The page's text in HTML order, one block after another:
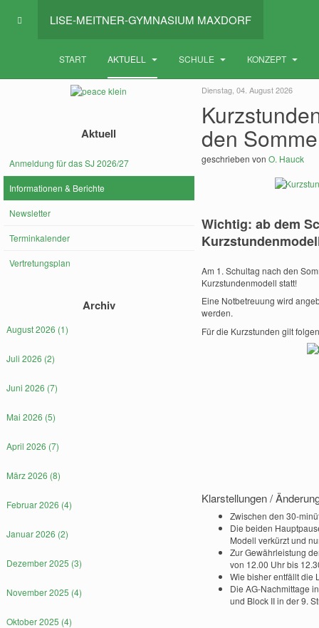
LISE-MEITNER-GYMNASIUM MAXDORF
START AKTUELL SCHULE KONZEPT
Dienstag, 04. August 2026
den
geschrieben von O. Hauck
Wichtig: ab dem
Am 1. Schultag nach den
Kurzstundenmodell statt!
Eine Notbetreuung wird
werden.
Für die Kurzstunden gilt
Klarstellungen /
Zwischen den 30-
Die beiden
Modell verkürzt und
Zur Gewährleistung
von 12.00 Uhr bis
Wie bisher entfällt die
Die AG-Nachmittage
und Block II in der 9.
Aktuell
Anmeldung für das SJ 2026/27
Informationen & Berichte
Newsletter
Terminkalender
Vertretungsplan
Archiv
August 2026 (1)
Juli 2026 (2)
Juni 2026 (7)
Mai 2026 (5)
April 2026 (7)
März 2026 (8)
Februar 2026 (4)
Januar 2026 (2)
Dezember 2025 (3)
November 2025 (4)
Oktober 2025 (4)